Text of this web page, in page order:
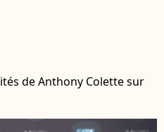
de Anthony Colette sur